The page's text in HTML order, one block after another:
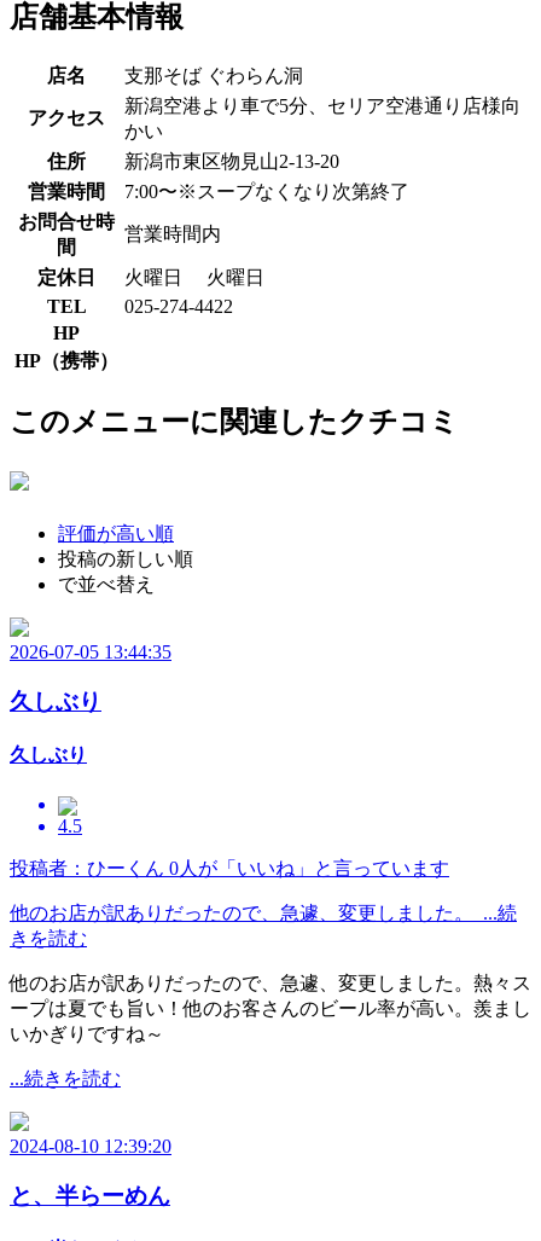
店舗基本情報
店名 支那そば ぐわらん洞
アクセス
新潟空港より車で5分、セリア空港通り店様向
かい
住所
新潟市東区物見山2-13-20
営業時間
7:00〜※スープなくなり次第終了
お問合せ時
間
営業時間内
定休日 火曜日
火曜日
TEL
025-274-4422
HP
HP（携帯）
このメニューに関連したクチコミ
評価が高い順
投稿の新しい順
で並べ替え
2026-07-05 13:44:35
久しぶり
久しぶり
4.5
投稿者：ひーくん 0人が「いいね」と言っています
他のお店が訳ありだったので、急遽、変更しました。 ...続
きを読む
他のお店が訳ありだったので、急遽、変更しました。熱々ス
ープは夏でも旨い！他のお客さんのビール率が高い。羨まし
いかぎりですね～
...続きを読む
2024-08-10 12:39:20
と、半らーめん